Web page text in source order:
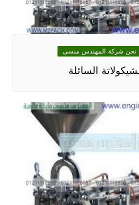
نحن شركة المهندس منسى
السائلة